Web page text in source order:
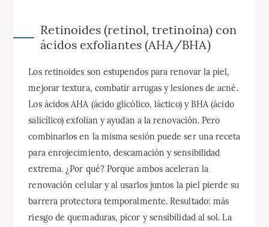
Retinoides (retinol, tretinoína) con
ácidos exfoliantes (AHA/BHA)
Los retinoides son estupendos para renovar la piel,
mejorar textura, combatir arrugas y lesiones de acné.
Los ácidos AHA (ácido glicólico, láctico) y BHA (ácido
salicílico) exfolian y ayudan a la renovación. Pero
combinarlos en la misma sesión puede ser una receta
para enrojecimiento, descamación y sensibilidad
extrema. ¿Por qué? Porque ambos aceleran la
renovación celular y al usarlos juntos la piel pierde su
barrera protectora temporalmente. Resultado: más
riesgo de quemaduras, picor y sensibilidad al sol. La